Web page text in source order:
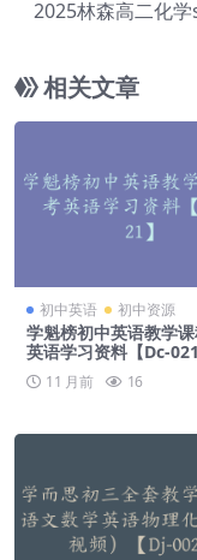
2025林森高二化
相关文章
初中英语 初中资源
学魁榜初中英语教学
英语学习资料【Dc-021
11 月前 16